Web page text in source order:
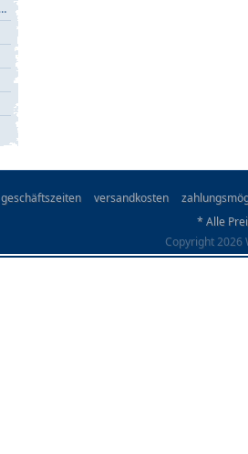
geschäftszeiten versandkosten
* Alle
Copyright 2026